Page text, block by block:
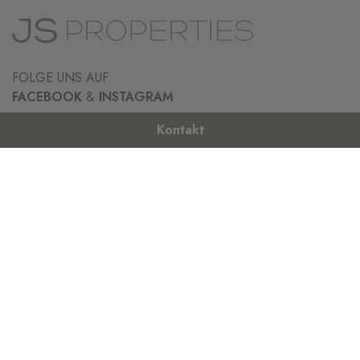
Kontakt
FOLGE UNS AUF
FACEBOOK & INSTAGRAM
VERKAUF